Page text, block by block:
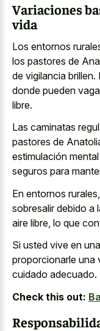
Variaciones
vida
Los entornos
los pastores de
de vigilancia
donde pueden
libre.
Las caminatas
pastores de
estimulación
seguros para
En entornos
sobresalir debido a
aire libre, lo que
Si usted vive en
proporcionarle una
cuidado adecuado.
Check this out: